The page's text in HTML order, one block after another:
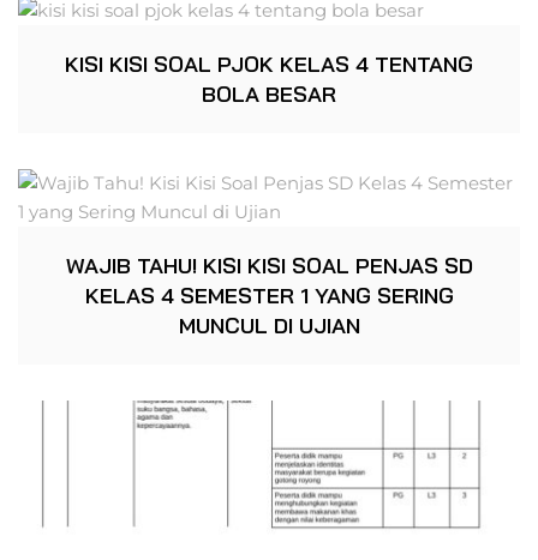
KISI KISI SOAL PJOK KELAS 4 TENTANG
BOLA BESAR
WAJIB TAHU! KISI KISI SOAL PENJAS SD
KELAS 4 SEMESTER 1 YANG SERING
MUNCUL DI UJIAN